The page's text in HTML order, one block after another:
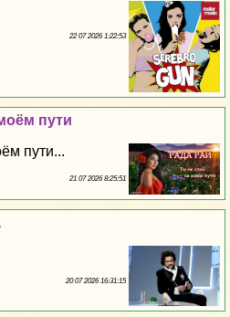
22 07 2026 1:22:53
пути
пути...
21 07 2026 8:25:51
20 07 2026 16:31:15